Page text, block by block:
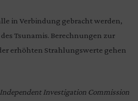
in Verbindung gebracht werden,
Tsunamis. Berechnungen zur
erhöhten Strahlungswerte gehen
Investigation Commission